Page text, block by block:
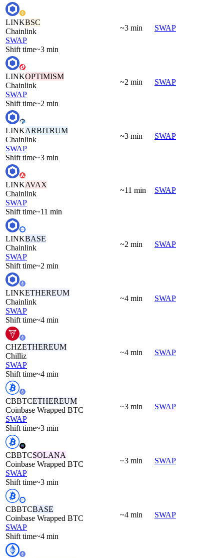
LINKBSC
Chainlink
SWAP
Shift time~3 min
~3 min SWAP
LINKOPTIMISM
Chainlink
SWAP
Shift time~2 min
~2 min SWAP
LINKARBITRUM
Chainlink
SWAP
Shift time~3 min
~3 min SWAP
LINKAVAX
Chainlink
SWAP
Shift time~11 min
~11 min SWAP
LINKBASE
Chainlink
SWAP
Shift time~2 min
~2 min SWAP
LINKETHEREUM
Chainlink
SWAP
Shift time~4 min
~4 min SWAP
CHZETHEREUM
Chilliz
SWAP
Shift time~4 min
~4 min SWAP
CBBTCETHEREUM
Coinbase Wrapped BTC
SWAP
Shift time~3 min
~3 min SWAP
CBBTCSOLANA
Coinbase Wrapped BTC
SWAP
Shift time~3 min
~3 min SWAP
CBBTCBASE
Coinbase Wrapped BTC
SWAP
Shift time~4 min
~4 min SWAP